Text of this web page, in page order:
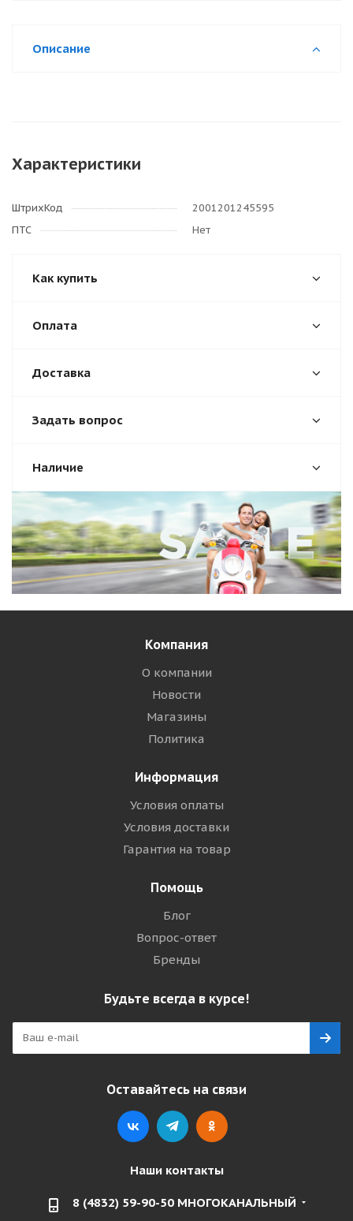
Описание
Характеристики
ШтрихКод
2001201245595
ПТС
Нет
Как купить
Оплата
Доставка
Задать вопрос
Наличие
Компания
О компании
Новости
Магазины
Политика
Информация
Условия оплаты
Условия доставки
Гарантия на товар
Помощь
Блог
Вопрос-ответ
Бренды
Будьте всегда в курсе!
Оставайтесь на связи
Наши контакты
8 (4832) 59-90-50 МНОГОКАНАЛЬНЫЙ